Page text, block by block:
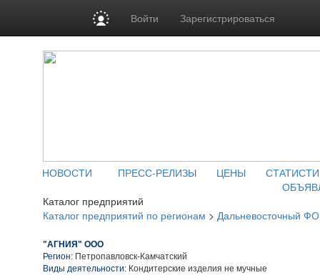
Войти Зарегистрироваться
НОВОСТИ ПРЕСС-РЕЛИЗЫ ЦЕНЫ
Каталог предприятий
Каталог предприятий по регионам > Дальневосточный
"АГНИЯ" ООО
Регион: Петропавловск-Камчатский
Виды деятельности: Кондитерские изделия не мучные